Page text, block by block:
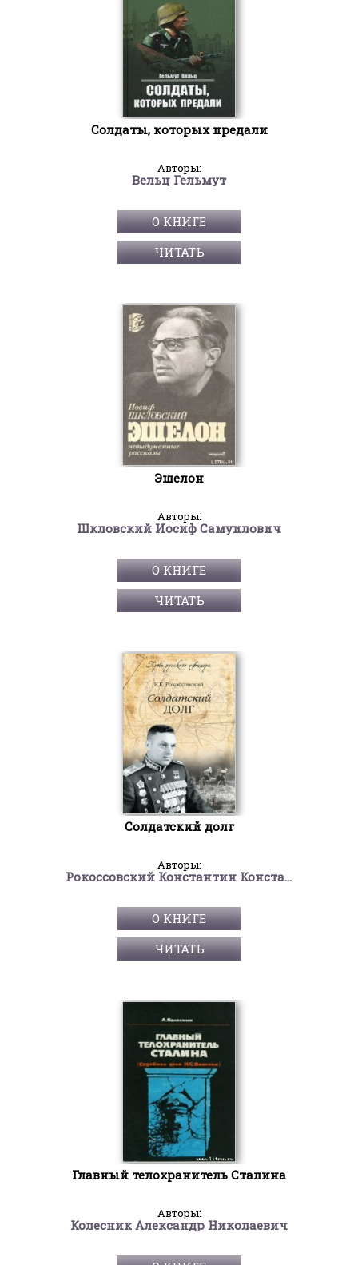
Солдаты, которых предали
Авторы:
Вельц Гельмут
О КНИГЕ
ЧИТАТЬ
Эшелон
Авторы:
Шкловский Иосиф Самуилович
О КНИГЕ
ЧИТАТЬ
Солдатский долг
Авторы:
Рокоссовский Константин Константинович
О КНИГЕ
ЧИТАТЬ
Главный телохранитель Сталина
Авторы:
Колесник Александр Николаевич